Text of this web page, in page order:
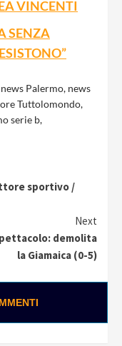
VINCENTI
SENZA
news Palermo, news
Tuttolomondo,
serie b,
sportivo /
Next
demolita
la Giamaica (0-5)